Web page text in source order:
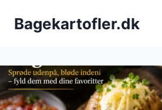
Bagekartofler.dk